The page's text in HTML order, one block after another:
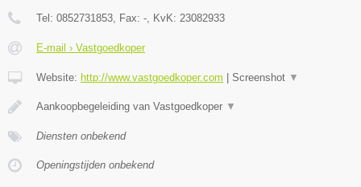
Tel: 0852731853 , Fax: - , KvK: 23082933
E-mail › Vastgoedkoper
Website: http://www.vastgoedkoper.com Screenshot ▼
Aankoopbegeleiding van Vastgoedkoper ▼
Diensten onbekend
Openingstijden onbekend